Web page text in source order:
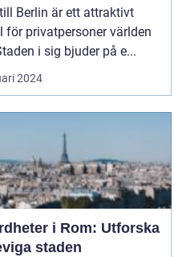
Berlin är ett attraktivt
för privatpersoner världen
i sig bjuder på e...
2024
i Rom: Utforska
staden